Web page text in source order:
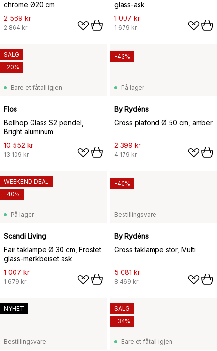
chrome Ø20 cm
2 569 kr
2 864 kr
glass-ask
1 007 kr
1 679 kr
Bare et fåtall igjen
Flos
Bellhop Glass S2 pendel,
Bright aluminum
10 552 kr
13 109 kr
SALG
-20%
På lager
By Rydéns
Gross plafond Ø 50 cm, amber
2 399 kr
4 179 kr
-43%
På lager
Scandi Living
Fair taklampe Ø 30 cm, Frostet
glass-mørkbeiset ask
1 007 kr
1 679 kr
WEEKEND DEAL
-40%
Bestillingsvare
By Rydéns
Gross taklampe stor, Multi
5 081 kr
8 469 kr
-40%
Bestillingsvare
NYHET
Bare et fåtall igjen
SALG
-34%